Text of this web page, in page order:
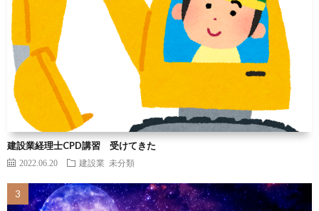
建設業経理士CPD講習 受けてきた
2022.06.20 建設業 未分類